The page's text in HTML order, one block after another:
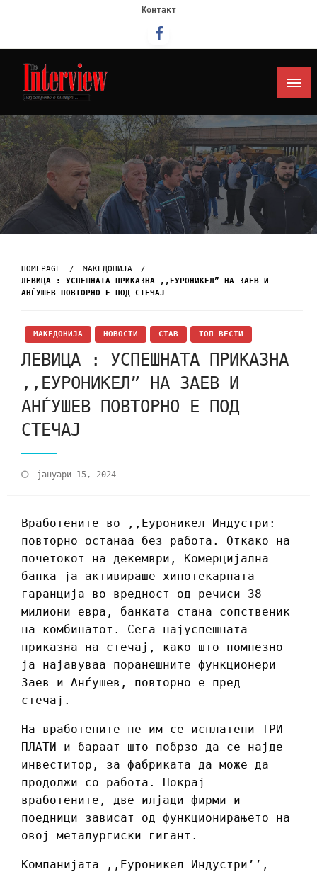
Контакт
Интервју
HOMEPAGE
МАКЕДОНИЈА
ЛЕВИЦА : УСПЕШНАТА ПРИКАЗНА ,,ЕУРОНИКЕЛ” НА ЗАЕВ И
АНЃУШЕВ ПОВТОРНО Е ПОД СТЕЧАЈ
МАКЕДОНИЈА НОВОСТИ СТАВ ТОП ВЕСТИ
ЛЕВИЦА : УСПЕШНАТА ПРИКАЗНА
,,ЕУРОНИКЕЛ” НА ЗАЕВ И
АНЃУШЕВ ПОВТОРНО Е ПОД
СТЕЧАЈ
јануари 15, 2024
Вработените во ,,Еуроникел Индустри:
повторно останаа без работа. Откако на
почетокот на декември, Комерцијална
банка ја активираше хипотекарната
гаранција во вредност од речиси 38
милиони евра, банката стана сопственик
на комбинатот. Сега најуспешната
приказна на стечај, како што помпезно
ја најавуваа поранешните функционери
Заев и Анѓушев, повторно е пред
стечај.
На вработените не им се исплатени ТРИ
ПЛАТИ и бараат што побрзо да се најде
инвеститор, за фабриката да може да
продолжи со работа. Покрај
вработените, две илјади фирми и
поедници зависат од функционирањето на
овој металургиски гигант.
Компанијата ,,Еуроникел Индустри’’,